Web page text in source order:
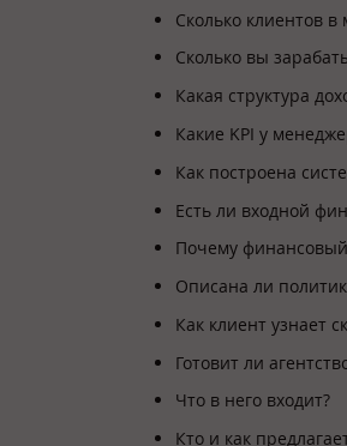
Сколько клиентов
Сколько вы
Какая структура
Какие KPI у
Как построена
Есть ли входной
Почему
Описана ли
Как клиент узнает
Готовит ли
Что в него входит?
Кто и как